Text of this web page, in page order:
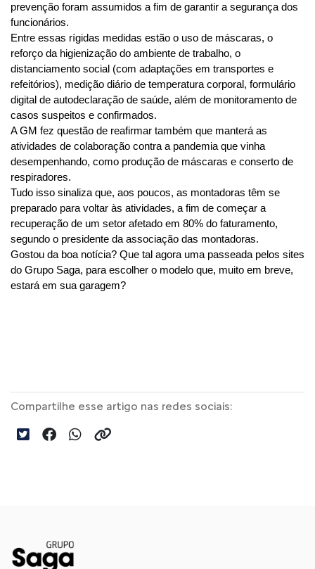
prevenção foram assumidos a fim de garantir a segurança dos
funcionários.
Entre essas rígidas medidas estão o uso de máscaras, o
reforço da higienização do ambiente de trabalho, o
distanciamento social (com adaptações em transportes e
refeitórios), medição diário de temperatura corporal, formulário
digital de autodeclaração de saúde, além de monitoramento de
casos suspeitos e confirmados.
A GM fez questão de reafirmar também que manterá as
atividades de colaboração contra a pandemia que vinha
desempenhando, como produção de máscaras e conserto de
respiradores.
Tudo isso sinaliza que, aos poucos, as montadoras têm se
preparado para voltar às atividades, a fim de começar a
recuperação de um setor afetado em 80% do faturamento,
segundo o presidente da associação das montadoras.
Gostou da boa notícia? Que tal agora uma passeada pelos sites
do Grupo Saga, para escolher o modelo que, muito em breve,
estará em sua garagem?
Compartilhe esse artigo nas redes sociais: